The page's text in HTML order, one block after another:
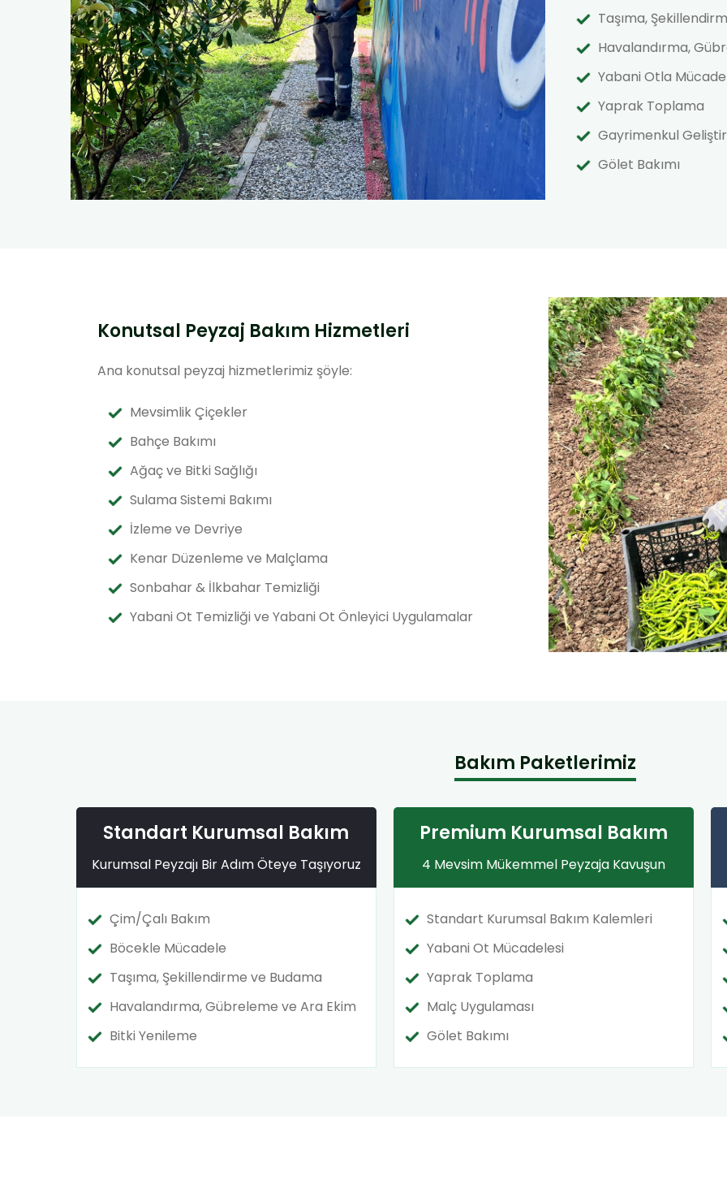
Taşıma,
Havalandırma,
Yabani Otla
Yaprak Toplama
Gayrimenkul
Gölet Bakımı
Konutsal Peyzaj Bakım Hizmetleri
Ana konutsal peyzaj hizmetlerimiz şöyle:
Mevsimlik Çiçekler
Bahçe Bakımı
Ağaç ve Bitki Sağlığı
Sulama Sistemi Bakımı
İzleme ve Devriye
Kenar Düzenleme ve Malçlama
Sonbahar & İlkbahar Temizliği
Yabani Ot Temizliği ve Yabani Ot Önleyici Uygulamalar
Bakım Paketlerimiz
Standart Kurumsal Bakım
Kurumsal Peyzajı Bir Adım Öteye Taşıyoruz
Çim/Çalı Bakım
Böcekle Mücadele
Taşıma, Şekillendirme ve Budama
Havalandırma, Gübreleme ve Ara Ekim
Bitki Yenileme
Premium Kurumsal Bakım
4 Mevsim Mükemmel Peyzaja Kavuşun
Standart Kurumsal Bakım Kalemleri
Yabani Ot Mücadelesi
Yaprak Toplama
Malç Uygulaması
Gölet Bakımı